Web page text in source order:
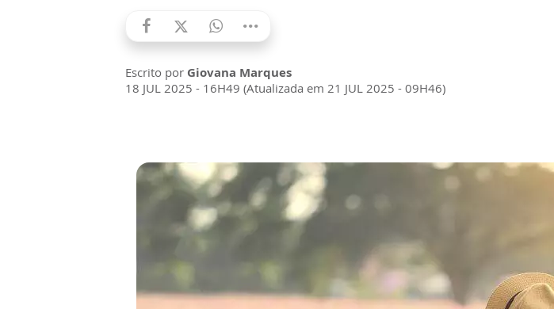
Escrito por Giovana Marques
18 JUL 2025 - 16H49 (Atualizada em 21 JUL 2025 - 09H46)